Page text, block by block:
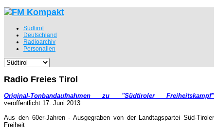
Südtirol
Deutschland
Radioarchiv
Personalien
Radio Freies Tirol
Original-Tonbandaufnahmen zu "Südtiroler Freiheitskampf"
veröffentlicht 17. Juni 2013
Aus den 60er-Jahren - Ausgegraben von der Landtagspartei Süd-Tiroler
Freiheit